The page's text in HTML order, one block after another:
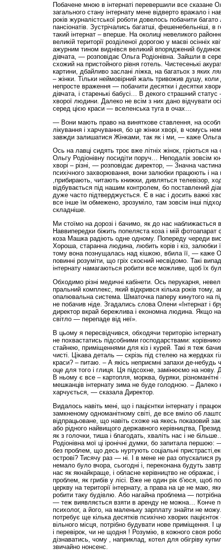
Побачене мною в інтернаті перевершили все сказане
загального стану інтернату мене відверто вражало і
років журналістської роботи довелось побачити багато
пансіонатів. Зустрічались багатші, фешенебельніші, в
такий інтернат – вперше. На околиці невеликого
великій території розділеної дорогою у маєві осінніх
ажурним тином виднівся великий впоряджений
дівчата, — розповідає Ольга Родіонівна. Зайшли в
схожий на пристойного рівня готель. Чистесенькі
картини, дбайливо заслані ліжка, на багатьох з яких
– жінки. Тільки неймовірний жаль тривожив душу,
непросте враження — побачити десятки і десятки
дівчата, і старенькі бабусі… В декого страшний статус
хворої людини. Далеко не всім з них дано відчувати
серед цією краси — вселенська туга в очах…
— Вони мають право на виняткове ставлення, на
лікування і харчування, бо це жінки хворі, в чомусь
завжди залишатися Жінками, так як і ми, — каже Ольга
Ось на лавці сидять троє вже літніх жінок, гріються на
Ольгу Родіонівну посидіти поруч… Неподалік зовсім
хворі – різні, — розповідає директор, — Значна
психічного захворювання, вони залюбки працюють і на
,прибирають, читають книжки, дивляться телевізор,
відбувається під нашим контролем, бо поставлений
дуже часто підтверджується. Є в нас і досить важкі
все інше їм обмежено, зрозуміло, там зовсім інші
складніше.
Ми стоїмо на дорозі і бачимо, як до нас наближається
Наввипередки біжить попеляста коза і мій фотоапарат
коза Машка радіють одне одному. Попереду череди
Хороша, старанна людина, любить корів і кіз, залюбки
тому вона познущалась над кішкою, вбила її, — каже
повинні розуміти, що гріх скоєний несвідомо. Такі
інтернату намагаються робити все можливе, щоб їх
Обходимо різні медичні кабінети. Ось перукарня,
пральний комплекс, який відкрився кілька років тому,
опалювальна система. Шматочка паперу кинутого на
не побачив ніде. Згадались слова Олени «Інтернат і
директор вкрай бережлива і економна людина. Якщо
світло — перепаде від неї».
В цьому я пересвідчився, обходячи територію
не похвастатись підсобними господарствами:
стайнею, приміщеннями для кіз і курей. Такі я теж
чисті. Цікава деталь — скрізь під стелею на жердках
краси? – питаю. – А якісь неприємні запахи де-
оце для того і глиця. Ця підсохне, замінюємо на нову.
В ньому є все – картопля, морква, буряки,
мешканців інтернату зима не буде голодною. – Далеко
харчується, — сказала Директор.
Видалось навіть мені, що і пацієнтки інтернату і
замкненому одноманітному світі, де все вміло об
відпрацьоване, що навіть схоже на якесь показовий
або рідного найвищого державного керівництва,
як з голочки, тиша і благодать, хваліть нас і не
Родіонівна мої ці іронічні думки, бо запитала
без проблем, що десь нуртують соціальні
острові? Тисячу раз — ні. І в мене не раз опускалися
немало було вчора, сьогодні і, переконана будуть
нас як якнайкраще, і обласне керівництво не ображає,
проблем, як грибів у лісі. Вже не один рік б’юся, щоб
церкву на території інтернату, а права на це не маю,
робити таку будівлю. Або нагайна проблема —
— теж виявляється взяти в аренду не можна… Конче
психолог, а його, на маленьку зарплату знайти не
потребує ще кілька десятків психічно хворих
вільного місця, потрібно будувати нове приміщення.
і перевірок, чи не щодня ! Розумію, в кожного своя
дізнаватись, чому , наприклад, котел для обігріву
звичайно нонсенс.